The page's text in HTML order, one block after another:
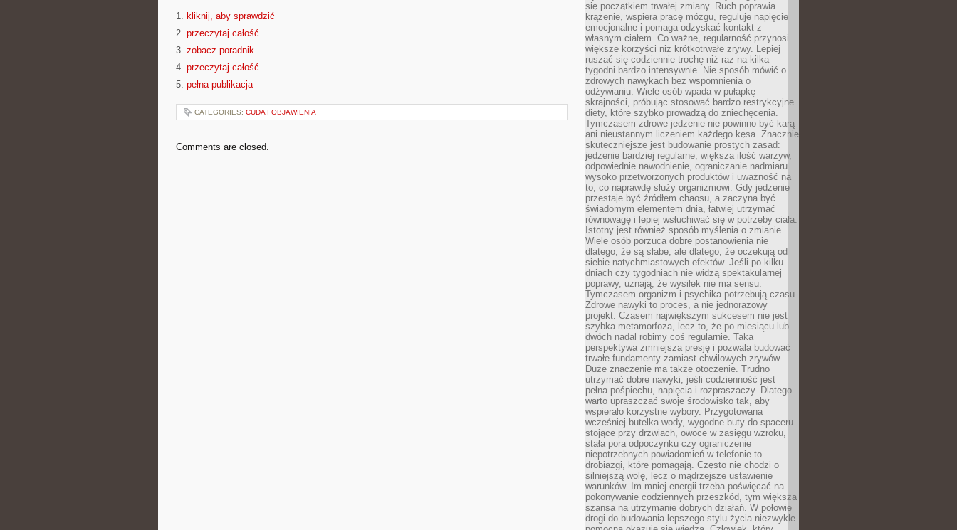
1. kliknij, aby sprawdzić
2. przeczytaj całość
3. zobacz poradnik
4. przeczytaj całość
5. pełna publikacja
CATEGORIES: CUDA I OBJAWIENIA
Comments are closed.
się początkiem trwałej zmiany. Ruch poprawia
krążenie, wspiera pracę mózgu, reguluje napięcie
emocjonalne i pomaga odzyskać kontakt z
własnym ciałem. Co ważne, regularność przynosi
większe korzyści niż krótkotrwałe zrywy. Lepiej
ruszać się codziennie trochę niż raz na kilka
tygodni bardzo intensywnie. Nie sposób mówić o
zdrowych nawykach bez wspomnienia o
odżywianiu. Wiele osób wpada w pułapkę
skrajności, próbując stosować bardzo restrykcyjne
diety, które szybko prowadzą do zniechęcenia.
Tymczasem zdrowe jedzenie nie powinno być karą
ani nieustannym liczeniem każdego kęsa. Znacznie
skuteczniejsze jest budowanie prostych zasad:
jedzenie bardziej regularne, większa ilość warzyw,
odpowiednie nawodnienie, ograniczanie nadmiaru
wysoko przetworzonych produktów i uważność na
to, co naprawdę służy organizmowi. Gdy jedzenie
przestaje być źródłem chaosu, a zaczyna być
świadomym elementem dnia, łatwiej utrzymać
równowagę i lepiej wsłuchiwać się w potrzeby ciała.
Istotny jest również sposób myślenia o zmianie.
Wiele osób porzuca dobre postanowienia nie
dlatego, że są słabe, ale dlatego, że oczekują od
siebie natychmiastowych efektów. Jeśli po kilku
dniach czy tygodniach nie widzą spektakularnej
poprawy, uznają, że wysiłek nie ma sensu.
Tymczasem organizm i psychika potrzebują czasu.
Zdrowe nawyki to proces, a nie jednorazowy
projekt. Czasem największym sukcesem nie jest
szybka metamorfoza, lecz to, że po miesiącu lub
dwóch nadal robimy coś regularnie. Taka
perspektywa zmniejsza presję i pozwala budować
trwałe fundamenty zamiast chwilowych zrywów.
Duże znaczenie ma także otoczenie. Trudno
utrzymać dobre nawyki, jeśli codzienność jest
pełna pośpiechu, napięcia i rozpraszaczy. Dlatego
warto upraszczać swoje środowisko tak, aby
wspierało korzystne wybory. Przygotowana
wcześniej butelka wody, wygodne buty do spaceru
stojące przy drzwiach, owoce w zasięgu wzroku,
stała pora odpoczynku czy ograniczenie
niepotrzebnych powiadomień w telefonie to
drobiazgi, które pomagają. Często nie chodzi o
silniejszą wolę, lecz o mądrzejsze ustawienie
warunków. Im mniej energii trzeba poświęcać na
pokonywanie codziennych przeszkód, tym większa
szansa na utrzymanie dobrych działań. W połowie
drogi do budowania lepszego stylu życia niezwykle